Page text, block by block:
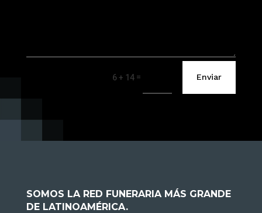
6 + 14 = Enviar
SOMOS LA RED FUNERARIA MÁS GRANDE
DE LATINOAMÉRICA.